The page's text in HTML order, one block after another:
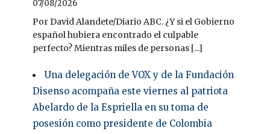
07/08/2026
Por David Alandete/Diario ABC. ¿Y si el Gobierno
español hubiera encontrado el culpable
perfecto? Mientras miles de personas [...]
Una delegación de VOX y de la Fundación
Disenso acompaña este viernes al patriota
Abelardo de la Espriella en su toma de
posesión como presidente de Colombia